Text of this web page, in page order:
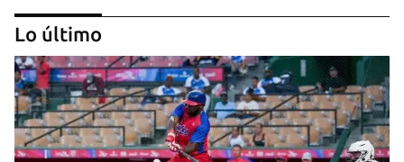
Lo último